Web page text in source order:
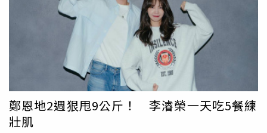
元），目前手邊僅剩不到500萬韓元（約新台幣11萬元）的
資金。女子也透露自己月薪320萬韓元（約新台幣7.3萬
元），如今每月需償還約47萬韓元（約新台幣1.1萬元）的
本息，經濟壓力沉重。雖然女子的未婚夫早已知曉結婚基金
歸零一事，但她至今仍不敢坦承後續又私自貸款且再度虧損
的狀況。深感自責的原PO曾多次主動提出
分手
婚夫卻並未同意，如今她陷入想坦白卻又難以開口的兩難抉
擇，決定上網求助廣大網友意見。貼文底下引來大批網友討
論，多數人建議她應立即停止任何投資行為並優先還債，且
鄭恩地2週狠甩9公斤！ 李濬榮一天吃5餐練
壯肌